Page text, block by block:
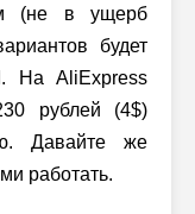
(не в ущерб
будет
На AliExpress
рублей (4$)
Давайте же
работать.